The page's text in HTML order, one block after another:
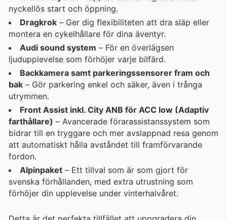
nyckellös start och öppning.
Dragkrok – Ger dig flexibiliteten att dra släp eller
montera en cykelhållare för dina äventyr.
Audi sound system – För en överlägsen
ljudupplevelse som förhöjer varje bilfärd.
Backkamera samt parkeringssensorer fram och
bak – Gör parkering enkel och säker, även i trånga
utrymmen.
Front Assist inkl. City ANB för ACC low (Adaptiv
farthållare) – Avancerade förarassistanssystem som
bidrar till en tryggare och mer avslappnad resa genom
att automatiskt hålla avståndet till framförvarande
fordon.
Alpinpaket – Ett tillval som är som gjort för
svenska förhållanden, med extra utrustning som
förhöjer din upplevelse under vinterhalvåret.